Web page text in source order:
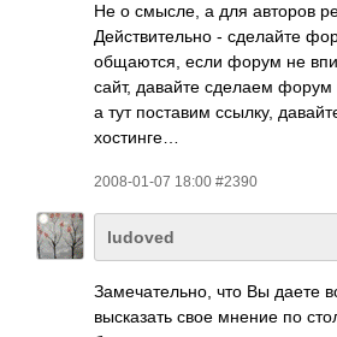
Не о смысле, а для авторов
Действительно - сделайте
общаются, если форум не
сайт, давайте сделаем форум
а тут поставим ссылку,
хостинге…
2008-01-07 18:00 #2390
ludoved
Заме­чате­льно, что Вы даете
выск­азать свое мнение по